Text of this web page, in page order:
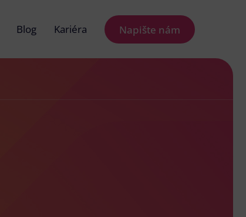
Blog Kariéra Napište nám